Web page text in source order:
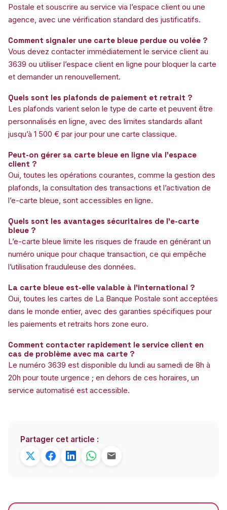
Postale et souscrire au service via l’espace client ou une
agence, avec une vérification standard des justificatifs.
Comment signaler une carte bleue perdue ou volée ?
Vous devez contacter immédiatement le service client au
3639 ou utiliser l’espace client en ligne pour bloquer la carte
et demander un renouvellement.
Quels sont les plafonds de paiement et retrait ?
Les plafonds varient selon le type de carte et peuvent être
personnalisés en ligne, avec des limites standards allant
jusqu’à 1 500 € par jour pour une carte classique.
Peut-on gérer sa carte bleue en ligne via l’espace
client ?
Oui, toutes les opérations courantes, comme la gestion des
plafonds, la consultation des transactions et l’activation de
l’e-carte bleue, sont accessibles en ligne.
Quels sont les avantages sécuritaires de l’e-carte
bleue ?
L’e-carte bleue limite les risques de fraude en générant un
numéro unique pour chaque transaction, ce qui empêche
l’utilisation frauduleuse des données.
La carte bleue est-elle valable à l’international ?
Oui, toutes les cartes de La Banque Postale sont acceptées
dans le monde entier, avec des garanties spécifiques pour
les paiements et retraits hors zone euro.
Comment contacter rapidement le service client en
cas de problème avec ma carte ?
Le numéro 3639 est disponible du lundi au samedi de 8h à
20h pour toute urgence ; en dehors de ces horaires, un
service automatisé est accessible.
Partager cet article :